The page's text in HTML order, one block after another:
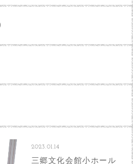
2023.01.14
三郷文化会館小ホール